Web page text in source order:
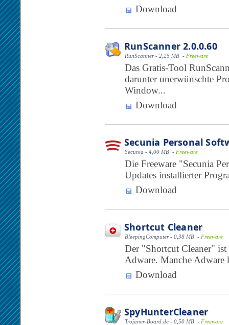
Download
RunScanner 2.0.0.60
RunScanner - 2,25 MB - Freeware
Das Gratis-Tool
darunter unerwünschte
Window...
Download
Secunia Personal
Secunia - 4,00 MB - Freeware
Die Freeware "Secunia
Updates installierter
Download
Shortcut Cleaner
BleepingComputer - 0,38 MB - Freeware
Der "Shortcut Cleaner"
Adware. Manche Adware
Download
SpyHunterCleaner
Trojaner-Board.de - 0,50 MB - Freeware